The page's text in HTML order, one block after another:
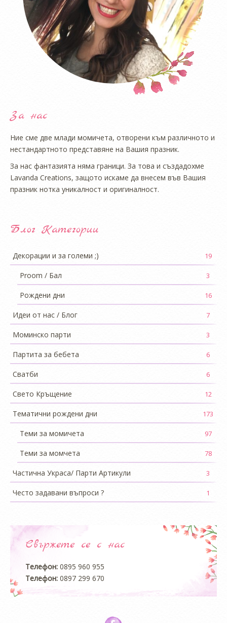
За нас
Ние сме две млади момичета, отворени към различното и
нестандартното представяне на Вашия празник.
За нас фантазията няма граници. За това и създадохме
Lavanda Creations, защото искаме да внесем във Вашия
празник нотка уникалност и оригиналност.
Блог Категории
Декорации и за големи ;) 19
Proom / Бал 3
Рождени дни 16
Идеи от нас / Блог 7
Моминско парти 3
Партита за бебета 6
Сватби 6
Свето Кръщение 12
Тематични рождени дни 173
Теми за момичета 97
Теми за момчета 78
Частична Украса/ Парти Артикули 3
Често задавани въпроси ? 1
Свържете се с нас
Телефон: 0895 960 955
Телефон: 0897 299 670